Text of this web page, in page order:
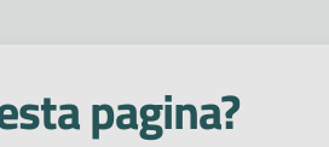
pagina?